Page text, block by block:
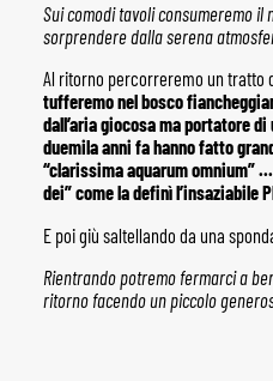
Sui comodi tavoli consumeremo il
sorprendere dalla serena
Al ritorno percorreremo un tratto
tufferemo nel bosco
dall’aria giocosa ma portatore
duemila anni fa hanno fatto
“clarissima aquarum omnium”
dei” come la definì l’insaziabile
E poi giù saltellando da una
Rientrando potremo fermarci a
ritorno facendo un piccolo